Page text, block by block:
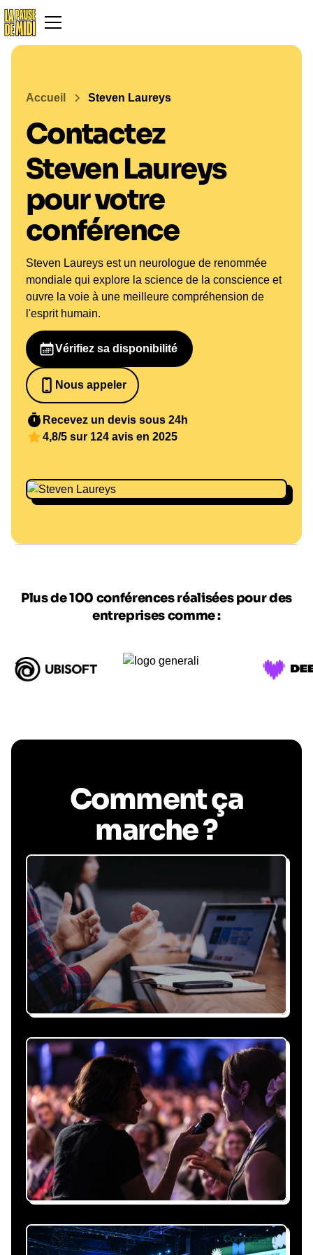
Accueil Steven Laureys
Contactez
Steven Laureys
pour votre
conférence
Steven Laureys est un neurologue de renommée
mondiale qui explore la science de la conscience et
ouvre la voie à une meilleure compréhension de
l'esprit humain.
Vérifiez sa disponibilité
Nous appeler
0652698481
Recevez un devis sous 24h
4,8/5 sur 124 avis en 2025
Plus de 100 conférences réalisées pour des
entreprises comme :
Comment ça
marche ?
Recevez une proposition
sous 24h
Expliquez-nous vos besoins, on vous répond
sous 24h avec une proposition
personnalisée, claire et adaptée à votre
événement et à vos contraintes.
Nous nous occupons de